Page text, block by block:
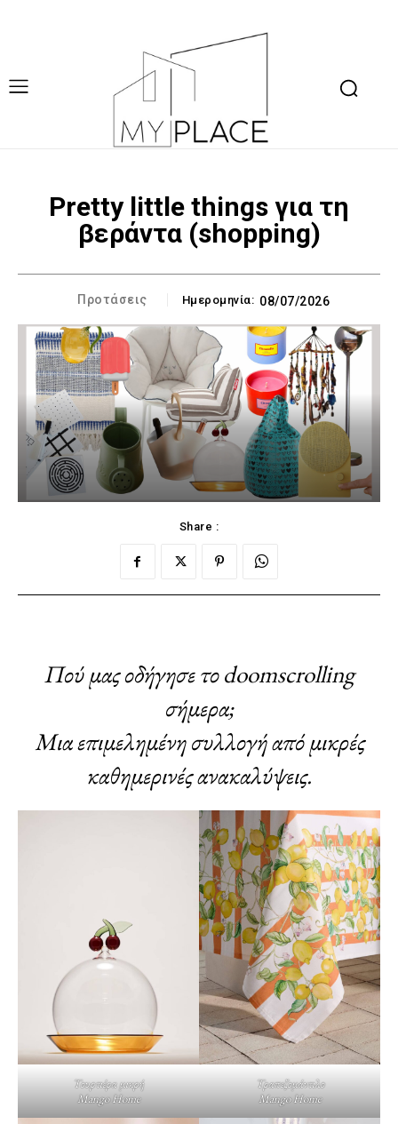
Pretty little things για τη
βεράντα (shopping)
Προτάσεις Ημερομηνία: 08/07/2026
Share :
Πού μας οδήγησε το doomscrolling
σήμερα;
Μια επιμελημένη συλλογή από μικρές
καθημερινές ανακαλύψεις.
Τουρτιέρα μικρή
Mango Home
Τραπεζομάντιλο
Mango Home